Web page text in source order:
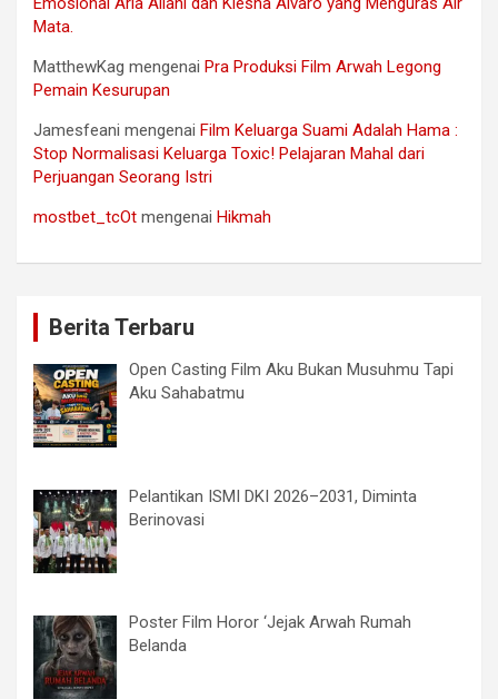
Mata.
MatthewKag mengenai Pra Produksi Film Arwah Legong
Pemain Kesurupan
Jamesfeani mengenai Film Keluarga Suami Adalah Hama :
Stop Normalisasi Keluarga Toxic! Pelajaran Mahal dari
Perjuangan Seorang Istri
mostbet_tcOt mengenai Hikmah
Berita Terbaru
Open Casting Film Aku Bukan Musuhmu Tapi
Aku Sahabatmu
Pelantikan ISMI DKI 2026–2031, Diminta
Berinovasi
Poster Film Horor ‘Jejak Arwah Rumah
Belanda